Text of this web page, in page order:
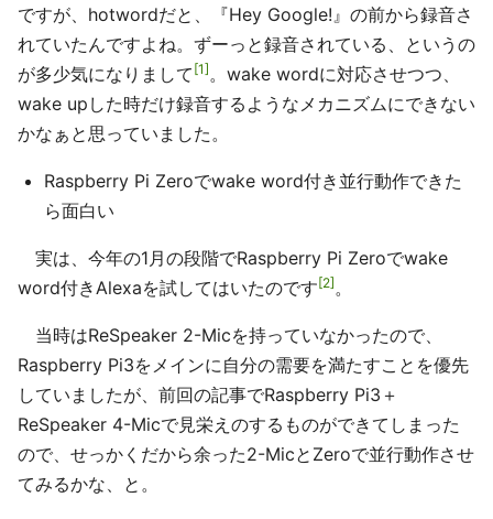
ですが、hotwordだと、『Hey Google!』の前から録音さ
れていたんですよね。ずーっと録音されている、というの
が多少気になりまして 1 。wake wordに対応させつつ、
wake upした時だけ録音するようなメカニズムにできない
かなぁと思っていました。
Raspberry Pi Zeroでwake word付き並行動作できた
ら面白い
実は、今年の1月の段階でRaspberry Pi Zeroでwake
word付きAlexaを試してはいたのです 2 。
当時はReSpeaker 2-Micを持っていなかったので、
Raspberry Pi3をメインに自分の需要を満たすことを優先
していましたが、前回の記事でRaspberry Pi3＋
ReSpeaker 4-Micで見栄えのするものができてしまった
ので、せっかくだから余った2-MicとZeroで並行動作させ
てみるかな、と。